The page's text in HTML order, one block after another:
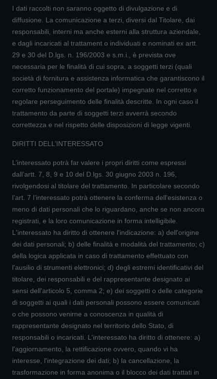
I dati raccolti non saranno oggetto di divulgazione e di
diffusione. La comunicazione a terzi, diversi dal Titolare, dai
responsabili, interni ma anche esterni alla struttura aziendale,
e dagli incaricati al trattament o individuati e nominati ex artt.
29 e 30 del D.lgs. n. 196/2003 e s.m.i., è prevista ove
necessaria per le finalità di cui sopra, a soggetti terzi (quali
società di fornitura e assistenza informatica che garantiscono il
corretto funzionamento del portale) impegnate nel corretto e
regolare perseguimento delle finalità descritte. In ogni caso il
trattamento da parte di soggetti terzi avverrà secondo
correttezza e nel rispetto delle disposizioni di legge vigenti.
DIRITTI DELL’INTERESSATO
L’interessato potrà far valere i propri diritti come espressi
dall’artt. 7, 8, 9 e 10 del D.lgs. 30 giugno 2003 n. 196,
rivolgendosi al titolare del trattamento. In particolare secondo
l’art. 7 l’interessato potrà ottenere la conferma dell'esistenza o
meno di dati personali che lo riguardano, anche se non ancora
registrati, e la loro comunicazione in forma intelligibile.
L'interessato ha diritto di ottenere l'indicazione: a) dell'origine
dei dati personali; b) delle finalità e modalità del trattamento; c)
della logica applicata in caso di trattamento effettuato con
l'ausilio di strumenti elettronici; d) degli estremi identificativi del
titolare, dei responsabili e del rappresentante designato ai
sensi dell'articolo 5, comma 2; e) dei soggetti o delle categorie
di soggetti ai quali i dati personali possono essere comunicati
o che possono venirne a conoscenza in qualità di
rappresentante designato nel territorio dello Stato, di
responsabili o incaricati. L'interessato ha diritto di ottenere: a)
l'aggiornamento, la rettificazione ovvero, quando vi ha
interesse, l'integrazione dei dati; b) la cancellazione, la
trasformazione in forma anonima o il blocco dei dati trattati in